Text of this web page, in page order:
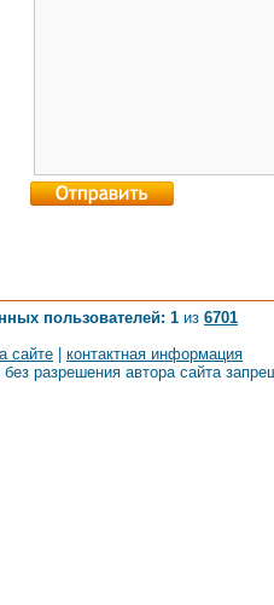
пользователей: 1 из 6701
сайте
контактная информация
разрешения автора сайта